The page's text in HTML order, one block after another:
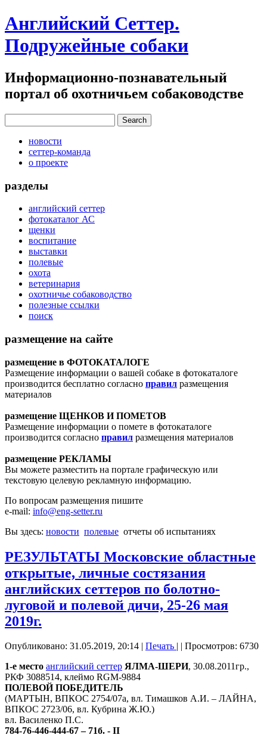
Английский Сеттер.
Подружейные собаки
Информационно-познавательный
портал об охотничьем собаководстве
новости
сеттер-команда
о проекте
разделы
английский сеттер
фотокаталог АС
щенки
воспитание
выставки
полевые
охота
ветеринария
охотничье собаководство
полезные ссылки
поиск
размещение на сайте
размещение в ФОТОКАТАЛОГЕ
Размещение информации о вашей собаке в фотокаталоге
производится бесплатно согласно правил размещения
материалов
размещение ЩЕНКОВ И ПОМЕТОВ
Размещение информации о помете в фотокаталоге
производится согласно правил размещения материалов
размещение РЕКЛАМЫ
Вы можете разместить на портале графическую или
текстовую целевую рекламную информацию.
По вопросам размещения пишите
e-mail: info@eng-setter.ru
Вы здесь: новости полевые отчеты об испытаниях
РЕЗУЛЬТАТЫ Московские областные
открытые, личные состязания
английских сеттеров по болотно-
луговой и полевой дичи, 25-26 мая
2019г.
Опубликовано: 31.05.2019, 20:14 Печать
| Просмотров: 6730
1-е место английский сеттер ЯЛМА-ШЕРИ, 30.08.2011гр.,
РКФ 3088514, клеймо RGM-9884
ПОЛЕВОЙ ПОБЕДИТЕЛЬ
(МАРТЫН, ВПКОС 2754/07а, вл. Тимашков А.И. – ЛАЙНА,
ВПКОС 2723/06, вл. Кубрина Ж.Ю.)
вл. Василенко П.С.
784-76-446-444-67 – 71б. - II